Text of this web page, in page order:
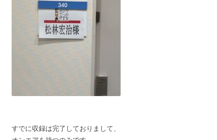
すでに収録は完了しておりまして、